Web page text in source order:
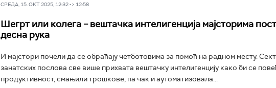
СРЕДА, 15. ОКТ 2025, 12:32 -> 12:58
Шегрт или колега – вештачка интелигенција мајсторима
десна рука
И мајстори почели да се обраћају четботовима за помоћ на радном месту.
занатских послова све више прихвата вештачку интелигенцију како би се
продуктивност, смањили трошкове, па чак и аутоматизовала...